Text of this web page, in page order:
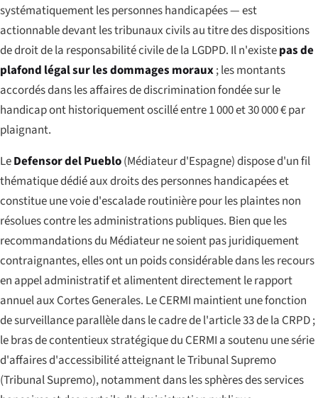
systématiquement les personnes handicapées — est
actionnable devant les tribunaux civils au titre des dispositions
de droit de la responsabilité civile de la LGDPD. Il n'existepas de
plafond légal sur les dommages moraux; les montants
accordés dans les affaires de discrimination fondée sur le
handicap ont historiquement oscillé entre 1 000 et 30 000 € par
plaignant.
LeDefensor del Pueblo(Médiateur d'Espagne) dispose d'un fil
thématique dédié aux droits des personnes handicapées et
constitue une voie d'escalade routinière pour les plaintes non
résolues contre les administrations publiques. Bien que les
recommandations du Médiateur ne soient pas juridiquement
contraignantes, elles ont un poids considérable dans les recours
en appel administratif et alimentent directement le rapport
annuel aux Cortes Generales. Le CERMI maintient une fonction
de surveillance parallèle dans le cadre de l'article 33 de la CRPD ;
le bras de contentieux stratégique du CERMI a soutenu une série
d'affaires d'accessibilité atteignant le Tribunal Supremo
(Tribunal Supremo), notamment dans les sphères des services